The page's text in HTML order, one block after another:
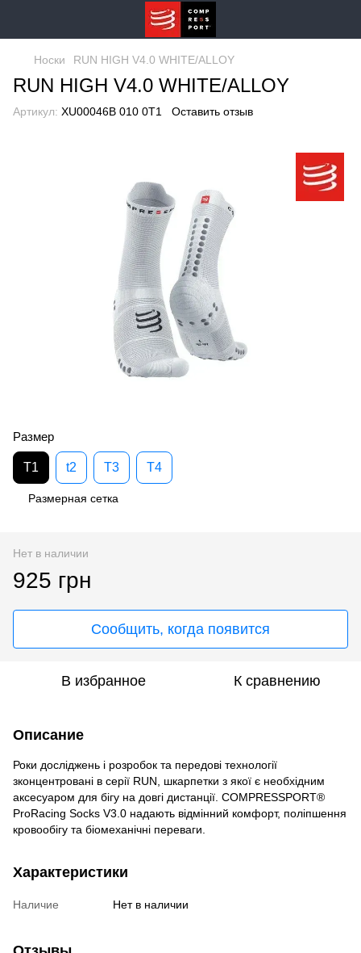
Носки RUN HIGH V4.0 WHITE/ALLOY
RUN HIGH V4.0 WHITE/ALLOY
Артикул: XU00046B 010 0T1 Оставить отзыв
Размер
T1 t2 T3 T4
Размерная сетка
Нет в наличии
925 грн
Сообщить, когда появится
В избранное К сравнению
Описание
Роки досліджень і розробок та передові технології
зконцентровані в серії RUN, шкарпетки з якої є необхідним
аксесуаром для бігу на довгі дистанції. COMPRESSPORT®
ProRacing Socks V3.0 надають відмінний комфорт, поліпшення
кровообігу та біомеханічні переваги.
Характеристики
Наличие Нет в наличии